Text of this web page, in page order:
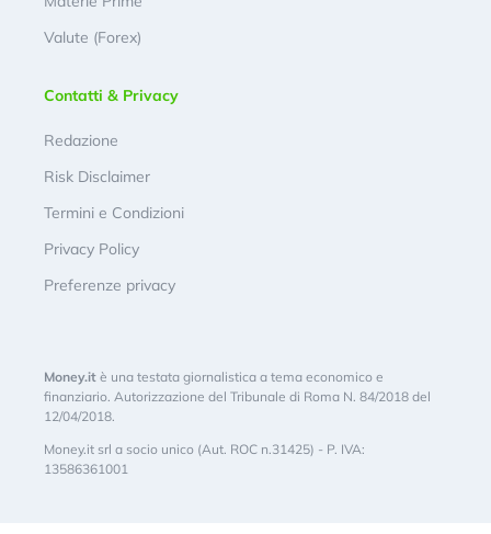
Valute (Forex)
Contatti & Privacy
Redazione
Risk Disclaimer
Termini e Condizioni
Privacy Policy
Preferenze privacy
Money.it è una testata giornalistica a tema economico e
finanziario. Autorizzazione del Tribunale di Roma N. 84/2018 del
12/04/2018.
Money.it srl a socio unico (Aut. ROC n.31425) - P. IVA:
13586361001